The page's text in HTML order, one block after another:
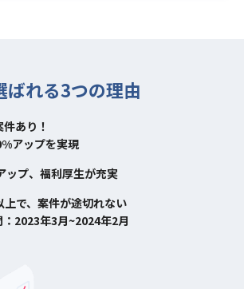
ばれる3つの理由
あり！
アップを実現
ップ、福利厚生が充実
で、案件が途切れない
2023年3月~2024年2月